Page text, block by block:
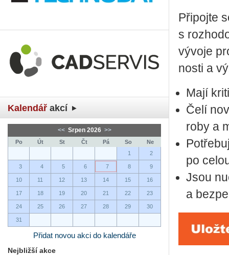
Kalendář akcí
<< Srpen 2026 >>
Po Út St Čt Pá So
Ne
1
2
3 4 5 6 7 8 9
10 11 12 13 14 15 16
17 18 19 20 21 22 23
24 25 26 27 28 29 30
31
Přidat novou akci do kalendáře
Nejbližší akce
Při­poj­te
s
vý­vo­je
nos­ti a
Mají
Čelí
ro­by a
po
Jsou
a